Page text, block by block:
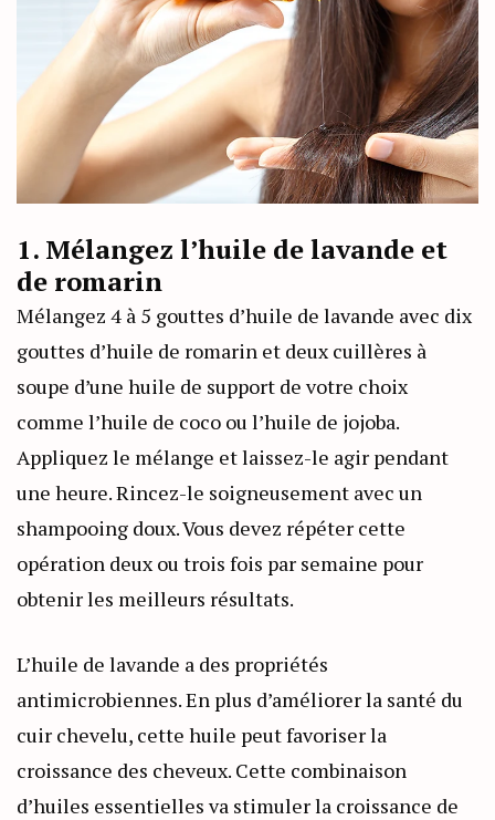
1. Mélangez l’huile de lavande et
de romarin
Mélangez 4 à 5 gouttes d’huile de lavande avec dix
gouttes d’huile de romarin et deux cuillères à
soupe d’une huile de support de votre choix
comme l’huile de coco ou l’huile de jojoba.
Appliquez le mélange et laissez-le agir pendant
une heure. Rincez-le soigneusement avec un
shampooing doux. Vous devez répéter cette
opération deux ou trois fois par semaine pour
obtenir les meilleurs résultats.
L’huile de lavande a des propriétés
antimicrobiennes. En plus d’améliorer la santé du
cuir chevelu, cette huile peut favoriser la
croissance des cheveux. Cette combinaison
d’huiles essentielles va stimuler la croissance de